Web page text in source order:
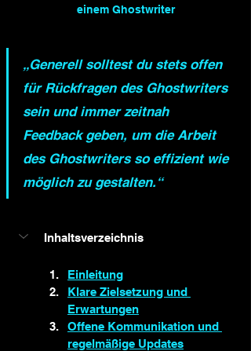
einem Ghostwriter
„Generell solltest du stets offen
für Rückfragen des Ghostwriters
sein und immer zeitnah
Feedback geben, um die Arbeit
des Ghostwriters so effizient wie
möglich zu gestalten.“
Inhaltsverzeichnis
Einleitung
Klare Zielsetzung und
Erwartungen
Offene Kommunikation und
regelmäßige Updates